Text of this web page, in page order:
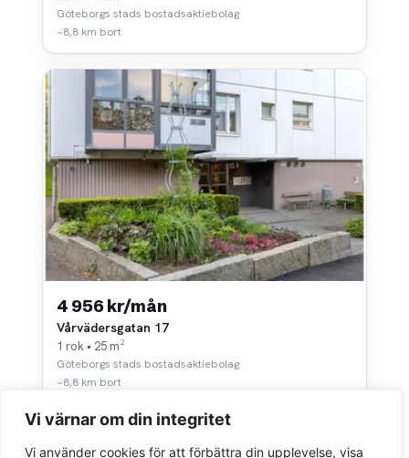
Vi värnar om din integritet
Vi använder cookies för att förbättra din upplevelse, visa
Göteborgs stads bostadsaktiebolag
~8,8 km bort
4 956 kr/mån
Vårvädersgatan 17
1 rok • 25 m²
Göteborgs stads bostadsaktiebolag
~8,8 km bort